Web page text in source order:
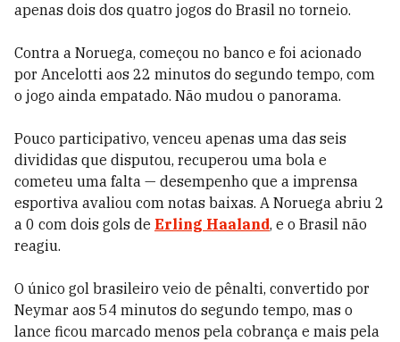
apenas dois dos quatro jogos do Brasil no torneio.
Contra a Noruega, começou no banco e foi acionado
por Ancelotti aos 22 minutos do segundo tempo, com
o jogo ainda empatado. Não mudou o panorama.
Pouco participativo, venceu apenas uma das seis
divididas que disputou, recuperou uma bola e
cometeu uma falta — desempenho que a imprensa
esportiva avaliou com notas baixas. A Noruega abriu 2
a 0 com dois gols de Erling Haaland, e o Brasil não
reagiu.
O único gol brasileiro veio de pênalti, convertido por
Neymar aos 54 minutos do segundo tempo, mas o
lance ficou marcado menos pela cobrança e mais pela